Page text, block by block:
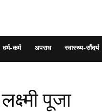
धर्म-कर्म अपराध स्वास्थ्य-सौंदर्य
पूजा